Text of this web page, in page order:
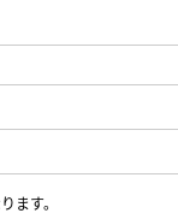
ます。